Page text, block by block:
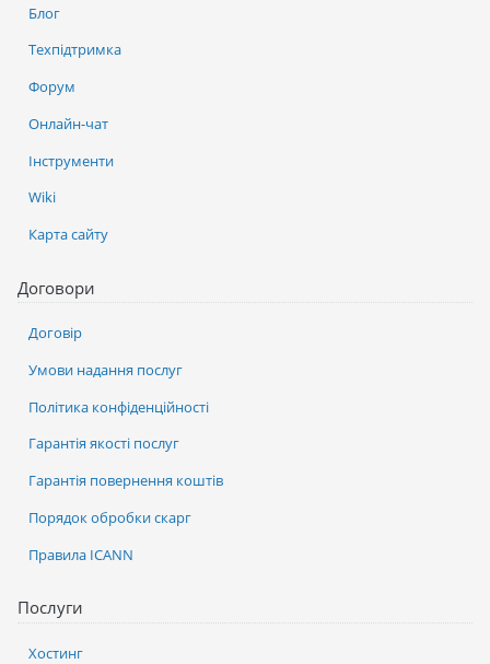
Послуги
Хостинг
Блог
Техпідтримка
Форум
Онлайн-чат
Інструменти
Wiki
Карта сайту
Договори
Договір
Умови надання послуг
Політика конфіденційності
Гарантія якості послуг
Гарантія повернення коштів
Порядок обробки скарг
Правила ICANN